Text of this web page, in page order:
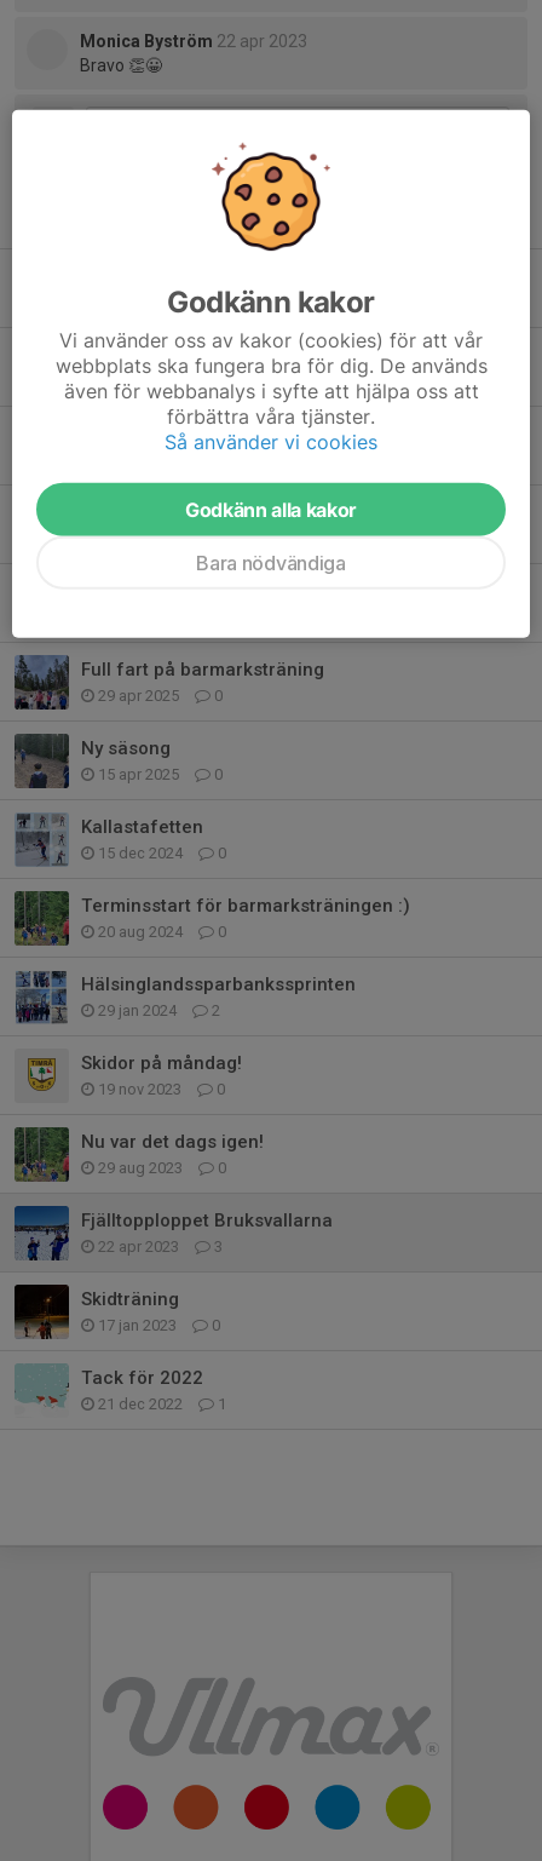
Monica Byström 22 apr 2023
Bravo 👏😀
11 feb, 21:42 0
Funktionärer till Timråspelen
17 jan, 08:00 0
Träningsstart 25 augusti
Orienteringskursen är inställd!
3 sep 2025 0
Full fart på barmarksträning
29 apr 2025 0
Ny säsong
15 apr 2025 0
Kallastafetten
15 dec 2024 0
Terminsstart för barmarksträningen :)
20 aug 2024 0
Hälsinglandssparbankssprinten
29 jan 2024 2
Skidor på måndag!
19 nov 2023 0
Nu var det dags igen!
29 aug 2023 0
Fjälltopploppet Bruksvallarna
22 apr 2023 3
Skidträning
17 jan 2023 0
Tack för 2022
21 dec 2022 1
Godkänn kakor
Vi använder oss av kakor (cookies) för att vår
webbplats ska fungera bra för dig. De används
även för webbanalys i syfte att hjälpa oss att
förbättra våra tjänster.
Så använder vi cookies
Godkänn alla kakor
Bara nödvändiga